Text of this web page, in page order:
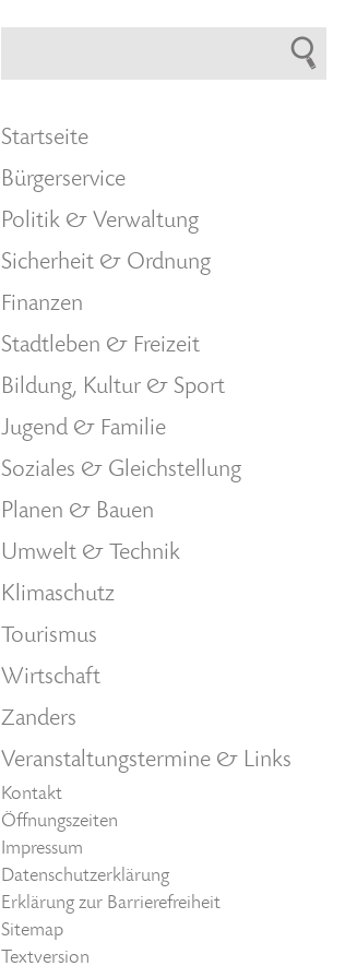
Startseite
Bürgerservice
Politik & Verwaltung
Sicherheit & Ordnung
Finanzen
Stadtleben & Freizeit
Bildung, Kultur & Sport
Jugend & Familie
Soziales & Gleichstellung
Planen & Bauen
Umwelt & Technik
Klimaschutz
Tourismus
Wirtschaft
Zanders
Veranstaltungstermine & Links
Kontakt
Öffnungszeiten
Impressum
Datenschutzerklärung
Erklärung zur Barrierefreiheit
Sitemap
Textversion